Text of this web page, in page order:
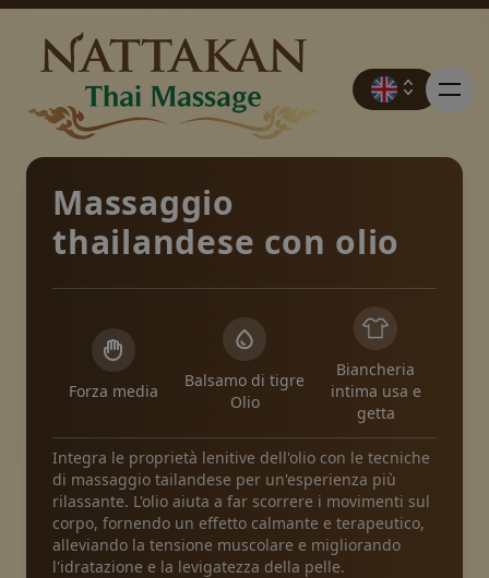
Prezzi
Prenotazione
Contatto
Promozioni
Pacchetti
Massaggio
thailandese con olio
Forza media
Balsamo di tigre
Olio
Biancheria
intima usa e
getta
Integra le proprietà lenitive dell'olio con le tecniche
di massaggio tailandese per un'esperienza più
rilassante. L'olio aiuta a far scorrere i movimenti sul
corpo, fornendo un effetto calmante e terapeutico,
alleviando la tensione muscolare e migliorando
l'idratazione e la levigatezza della pelle.